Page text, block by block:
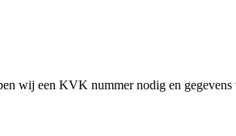
wij een KVK nummer nodig en gegevens